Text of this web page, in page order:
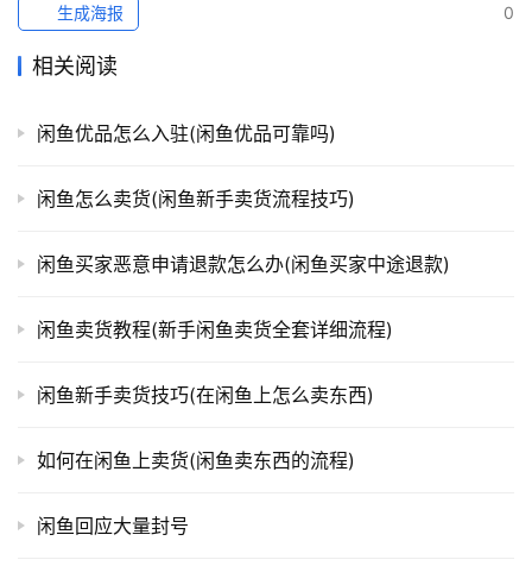
0
生成海报
相关阅读
闲鱼优品怎么入驻(闲鱼优品可靠吗)
闲鱼怎么卖货(闲鱼新手卖货流程技巧)
闲鱼买家恶意申请退款怎么办(闲鱼买家中途退款)
闲鱼卖货教程(新手闲鱼卖货全套详细流程)
闲鱼新手卖货技巧(在闲鱼上怎么卖东西)
如何在闲鱼上卖货(闲鱼卖东西的流程)
闲鱼回应大量封号